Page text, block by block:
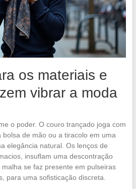
os materiais e
vibrar a moda
o poder. O couro trançado joga com
de mão ou a tiracolo em uma
elegância natural. Os lenços de
insuflam uma descontração
se faz presente em pulseiras
para uma sofisticação discreta.